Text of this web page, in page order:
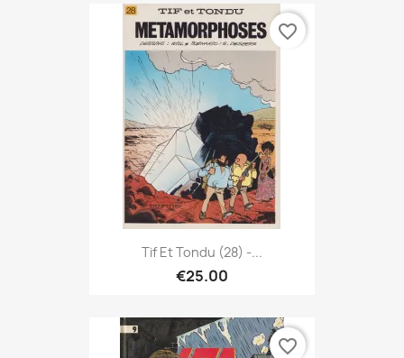
Tif Et Tondu (28) -...
€25.00
favorite_border
favorite_border